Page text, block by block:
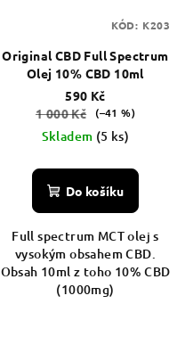
Original CBD Full Spectrum
Olej 10% CBD 10ml
590 Kč
1 000 Kč
(–41 %)
Skladem (5 ks)
Do košíku
Full spectrum MCT olej s
vysokým obsahem CBD.
Obsah 10ml z toho 10% CBD
(1000mg)
KÓD: K203